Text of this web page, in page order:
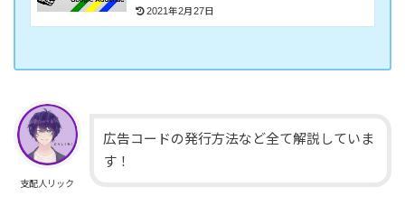
2021年2月27日
支配人リック
広告コードの発行方法など全て解説していま
す！